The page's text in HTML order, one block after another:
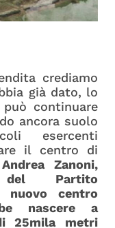
crediamo
già dato, lo
continuare
ancora suolo
esercenti
il centro di
Zanoni,
del Partito
centro
nascere a
25mila metri